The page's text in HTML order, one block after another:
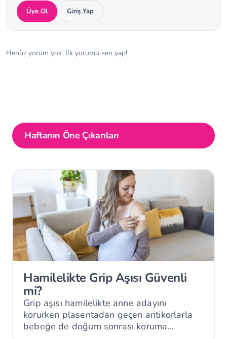
Üye Ol
Giriş Yap
Henüz yorum yok. İlk yorumu sen yap!
Haftanın Öne Çıkanları
Hamilelikte Grip Aşısı Güvenli
mi?
Grip aşısı hamilelikte anne adayını
korurken plasentadan geçen antikorlarla
bebeğe de doğum sonrası koruma